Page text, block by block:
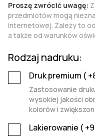
Proszę zwrócić uwagę:
przedmiotów mogą
internetowej. Zależy to
a także od warunków
Rodzaj nadruku:
Druk premium (
Zastosowanie
wysokiej jakości
kolorów i
Lakierowanie ( +9